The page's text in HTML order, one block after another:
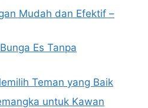
Mudah dan Efektif –
Es Tanpa
Teman yang Baik
untuk Kawan